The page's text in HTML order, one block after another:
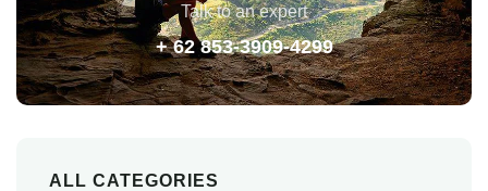
Talk to an expert
+ 62 853-3909-4299
ALL CATEGORIES